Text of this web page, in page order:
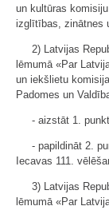
un kultūras
izglītības, zinātnes
2) Latvijas
lēmumā «Par
un iekšlietu
Padomes un
- aizstāt 1.
- papildināt 2.
Iecavas 111.
3) Latvijas
lēmumā «Par